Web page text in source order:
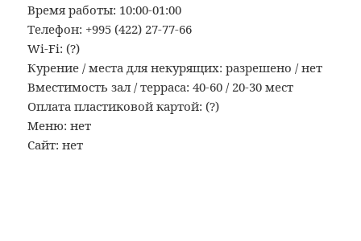
Время работы: 10:00-01:00
Телефон: +995 (422) 27-77-66
Wi-Fi: (?)
Курение / места для некурящих: разрешено / нет
Вместимость зал / терраса: 40-60 / 20-30 мест
Оплата пластиковой картой: (?)
Меню: нет
Сайт: нет